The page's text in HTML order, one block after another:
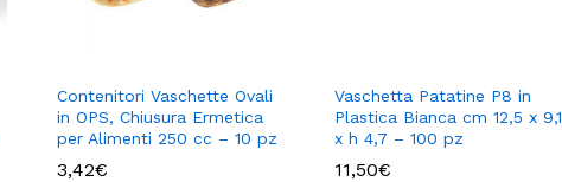
Contenitori Vaschette Ovali
in OPS, Chiusura Ermetica
per Alimenti 250 cc – 10 pz
3,42€
Vaschetta Patatine P8 in
Plastica Bianca cm 12,5 x 9,1
x h 4,7 – 100 pz
11,50€